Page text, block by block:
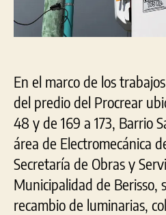
En el marco de los
del predio del Procrear
48 y de 169 a 173, Barrio
área de Electromecánica
Secretaría de Obras y
Municipalidad de Berisso,
recambio de luminarias,